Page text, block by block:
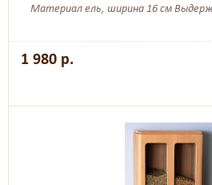
Материал ель, ширина 16 см
1 980 р.